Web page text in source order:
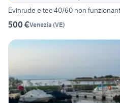
Evinrude e tec 40/60 non
500 €Venezia (VE)